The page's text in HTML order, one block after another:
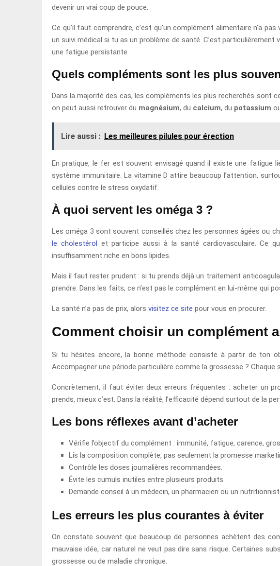
devenir un vrai coup de pouce.
Ce qu’il faut comprendre, c’est qu’un complément alimentaire n’a
un suivi médical si tu as un problème de santé. C’est
une fatigue persistante.
Quels compléments sont les plus
Dans la majorité des cas, les compléments les plus recherchés sont
on peut aussi retrouver du magnésium, du calcium, du potassium
Lire aussi : Les meilleures pilules pour érection
En pratique, le fer est souvent envisagé quand il existe une fatigue
système immunitaire. La vitamine D attire beaucoup l’attention,
cellules contre le stress oxydatif.
À quoi servent les oméga 3 ?
Les oméga 3 sont souvent conseillés chez les personnes âgées ou
le cholestérol et participe aussi à la santé cardiovasculaire. Ce
insuffisamment riche en bons lipides.
Mais il faut rester prudent : si tu prends déjà un traitement
prendre. Dans les faits, ce n’est pas le complément en lui-même qui
La santé n’a pas de prix, alors visitez ce site pour vous en procurer.
Comment choisir un complément
Si tu hésites encore, la bonne méthode consiste à partir de ton
Accompagner une période particulière comme la grossesse ? Chaque
Concrètement, il faut éviter deux erreurs fréquentes : acheter un
prends, mieux c’est. Dans la réalité, l’efficacité dépend surtout de la
Les bons réflexes avant d’acheter
Vérifie l’objectif du complément : immunité, fatigue, carence,
Lis la composition complète, pas seulement la promesse
Contrôle les doses journalières recommandées.
Évite les cumuls inutiles entre plusieurs produits.
Demande conseil à un médecin, un pharmacien ou un
Les erreurs les plus courantes à éviter
On constate souvent que beaucoup de personnes achètent des
mauvaise idée, car naturel ne veut pas dire sans risque. Certaines
grossesse ou de maladie chronique.